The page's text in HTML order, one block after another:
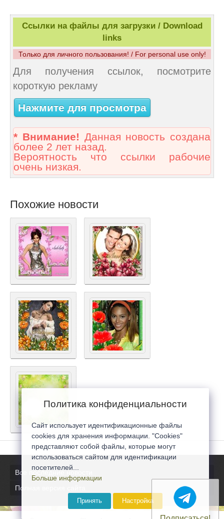
Ссылки на файлы для загрузки / Download
links
Только для личного пользования! / For personal use only!
Для получения ссылок, посмотрите
короткую рекламу
Нажмите для просмотра
* Внимание! Данная новость создана
более 2 лет назад.
Вероятность что ссылки рабочие
очень низкая.
Похожие новости
Все последние новости
Полная версия сайта
Политика конфиденциальности
Сайт использует идентификационные файлы
cookies для хранения информации. "Cookies"
представляют собой файлы, которые могут
использоваться сайтом для идентификации
посетителей...
Больше информации
Принять Настройка